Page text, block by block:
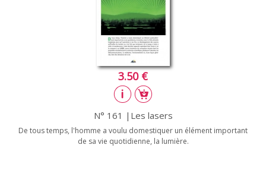
3.50 €
N° 161 |Les lasers
De tous temps, l'homme a voulu domestiquer un élément important
de sa vie quotidienne, la lumière.